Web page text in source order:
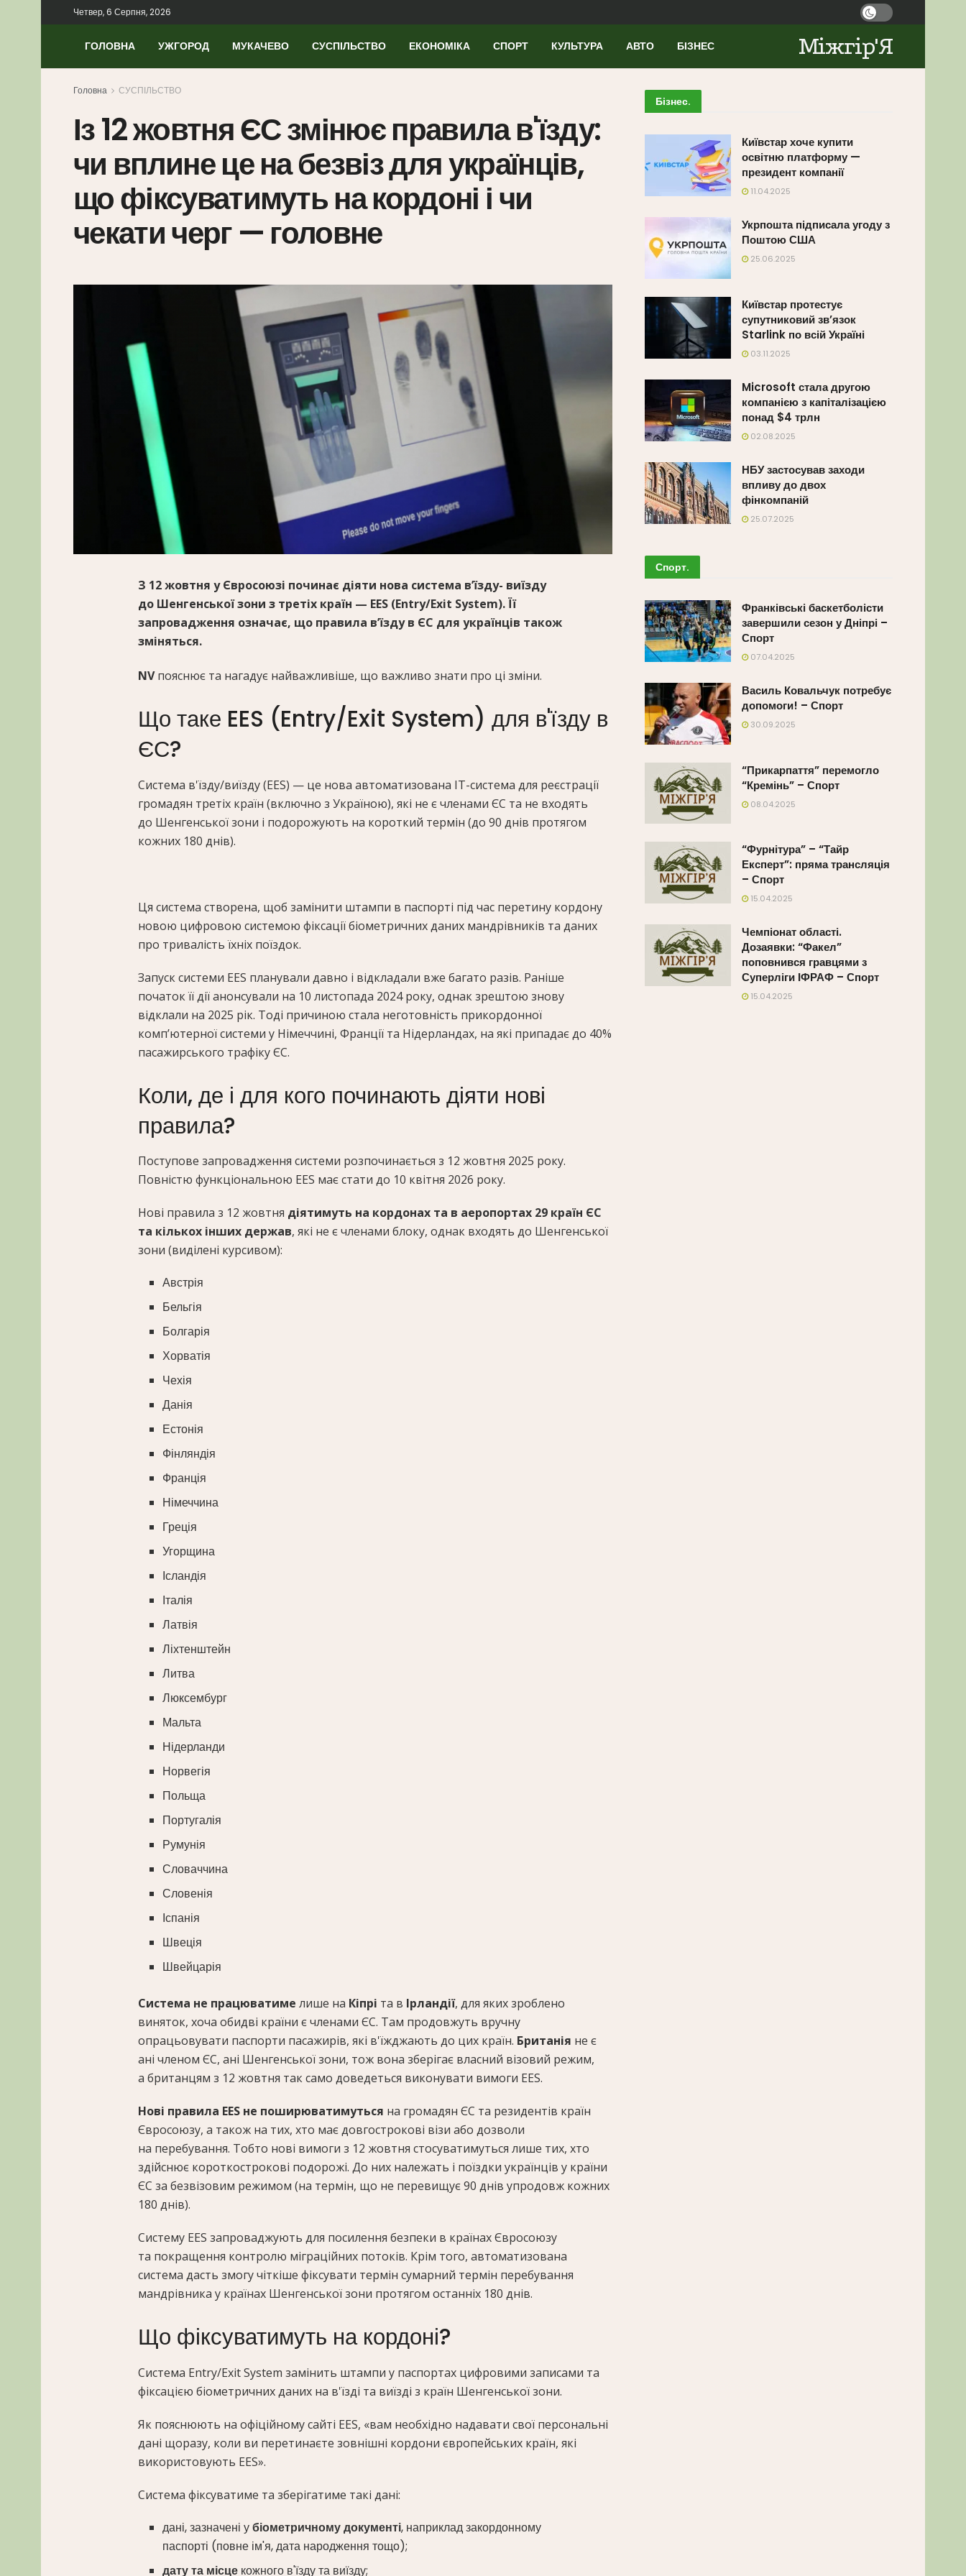
Четвер, 6 Серпня, 2026
ГОЛОВНА УЖГОРОД МУКАЧЕВО СУСПІЛЬСТВО ЕКОНОМІКА СПОРТ КУЛЬТУРА АВТО БІЗНЕС Міжгір'Я
Головна СУСПІЛЬСТВО
Із 12 жовтня ЄС змінює правила в'їзду:
чи вплине це на безвіз для українців,
що фіксуватимуть на кордоні і чи
чекати черг — головне
З 12 жовтня у Євросоюзі починає діяти нова система в’їзду- виїзду
до Шенгенської зони з третіх країн — EES (Entry/Exit System). Її
запровадження означає, що правила в’їзду в ЄС для українців також
зміняться.
NVпояснює та нагадує найважливіше, що важливо знати про ці зміни.
Що таке EES (Entry/Exit System) для в'їзду в
ЄС?
Система в'їзду/виїзду (EES) — це нова автоматизована ІТ-система для реєстрації
громадян третіх країн (включно з Україною), які не є членами ЄС та не входять
до Шенгенської зони і подорожують на короткий термін (до 90 днів протягом
кожних 180 днів).
Ця система створена, щоб замінити штампи в паспорті під час перетину кордону
новою цифровою системою фіксації біометричних даних мандрівників та даних
про тривалість їхніх поїздок.
Запуск системи ЕЕS планували давно і відкладали вже багато разів. Раніше
початок її дії анонсували на 10 листопада 2024 року, однак зрештою знову
відклали на 2025 рік. Тоді причиною стала неготовність прикордонної
комп’ютерної системи у Німеччині, Франції та Нідерландах, на які припадає до 40%
пасажирського трафіку ЄС.
Коли, де і для кого починають діяти нові
правила?
Поступове запровадження системи розпочинається з 12 жовтня 2025 року.
Повністю функціональною EES має стати до 10 квітня 2026 року.
Нові правила з 12 жовтня діятимуть на кордонах та в аеропортах 29 країн ЄС
та кількох інших держав, які не є членами блоку, однак входять до Шенгенської
зони (виділені курсивом):
Австрія
Бельгія
Болгарія
Хорватія
Чехія
Данія
Естонія
Фінляндія
Франція
Німеччина
Греція
Угорщина
Ісландія
Італія
Латвія
Ліхтенштейн
Литва
Люксембург
Мальта
Нідерланди
Норвегія
Польща
Португалія
Румунія
Словаччина
Словенія
Іспанія
Швеція
Швейцарія
Система не працюватиме лише на Кіпрі та в Ірландії, для яких зроблено
виняток, хоча обидві країни є членами ЄС. Там продовжуть вручну
опрацьовувати паспорти пасажирів, які в'їжджають до цих країн. Британія не є
ані членом ЄС, ані Шенгенської зони, тож вона зберігає власний візовий режим,
а британцям з 12 жовтня так само доведеться виконувати вимоги EES.
Нові правила EES не поширюватимуться на громадян ЄС та резидентів країн
Євросоюзу, а також на тих, хто має довгострокові візи або дозволи
на перебування. Тобто нові вимоги з 12 жовтня стосуватимуться лише тих, хто
здійснює короткострокові подорожі. До них належать і поїздки українців у країни
ЄС за безвізовим режимом (на термін, що не перевищує 90 днів упродовж кожних
180 днів).
Систему EES запроваджують для посилення безпеки в країнах Євросоюзу
та покращення контролю міграційних потоків. Крім того, автоматизована
система дасть змогу чіткіше фіксувати термін сумарний термін перебування
мандрівника у країнах Шенгенської зони протягом останніх 180 днів.
Що фіксуватимуть на кордоні?
Система Entry/Exit System замінить штампи у паспортах цифровими записами та
фіксацією біометричних даних на в'їзді та виїзді з країн Шенгенської зони.
Як пояснюють на офіційному сайті EES, «вам необхідно надавати свої персональні
дані щоразу, коли ви перетинаєте зовнішні кордони європейських країн, які
використовують EES».
Система фіксуватиме та зберігатиме такі дані:
дані, зазначені убіометричному документі, наприклад закордонному
паспорті (повне ім'я, дата народження тощо);
дату та місце кожного в'їзду та виїзду;
Бізнес.
Київстар хоче купити
освітню платформу —
президент компанії
11.04.2025
Укрпошта підписала угоду з
Поштою США
25.06.2025
Київстар протестує
супутниковий зв’язок
Starlink по всій Україні
03.11.2025
Microsoft стала другою
компанією з капіталізацією
понад $4 трлн
02.08.2025
НБУ застосував заходи
впливу до двох
фінкомпаній
25.07.2025
Спорт.
Франківські баскетболісти
завершили сезон у Дніпрі –
Спорт
07.04.2025
Василь Ковальчук потребує
допомоги! – Спорт
30.09.2025
“Прикарпаття” перемогло
“Кремінь” – Спорт
08.04.2025
“Фурнітура” – “Тайр
Експерт”: пряма трансляція
– Спорт
15.04.2025
Чемпіонат області.
Дозаявки: “Факел”
поповнився гравцями з
Суперліги ІФРАФ – Спорт
15.04.2025